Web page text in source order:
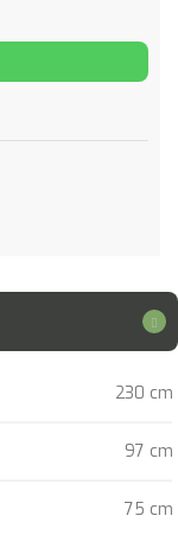
230 cm
97 cm
75 cm